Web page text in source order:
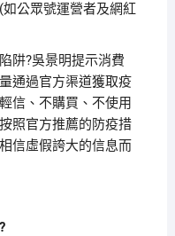
公眾號運營者及網紅
?吳景明提示消費
通過官方渠道獲取疫
信、不購買、不使用
照官方推薦的防疫措
信虛假誇大的信息而